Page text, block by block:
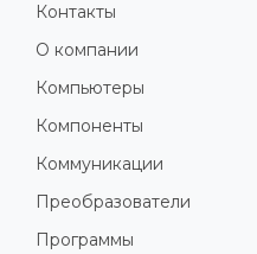
Контакты
О компании
Компьютеры
Компоненты
Коммуникации
Преобразователи
Программы